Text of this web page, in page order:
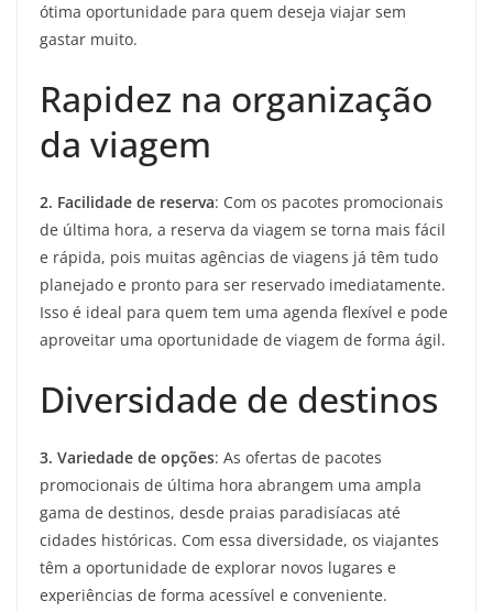
ótima oportunidade para quem deseja viajar sem
gastar muito.
Rapidez na organização
da viagem
2. Facilidade de reserva: Com os pacotes promocionais
de última hora, a reserva da viagem se torna mais fácil
e rápida, pois muitas agências de viagens já têm tudo
planejado e pronto para ser reservado imediatamente.
Isso é ideal para quem tem uma agenda flexível e pode
aproveitar uma oportunidade de viagem de forma ágil.
Diversidade de destinos
3. Variedade de opções: As ofertas de pacotes
promocionais de última hora abrangem uma ampla
gama de destinos, desde praias paradisíacas até
cidades históricas. Com essa diversidade, os viajantes
têm a oportunidade de explorar novos lugares e
experiências de forma acessível e conveniente.